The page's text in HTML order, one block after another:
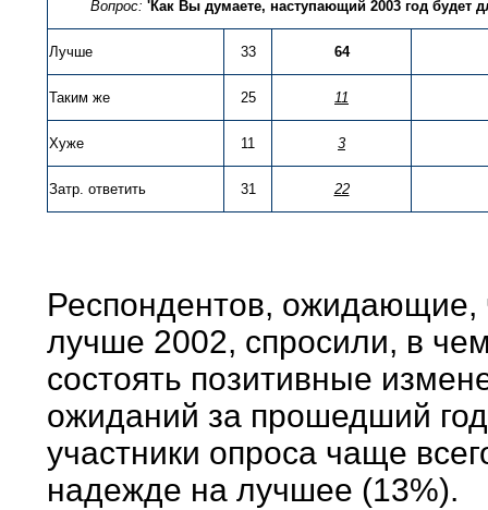
Вопрос: 'Как Вы думаете, наступающий 2003 год будет
Лучше 33 64
Таким же 25 11
Хуже 11 3
Затр. ответить 31 22
Респондентов, ожидающие,
лучше 2002, спросили, в
состоять позитивные
ожиданий за прошедший
участники опроса чаще
надежде на лучшее (13%).